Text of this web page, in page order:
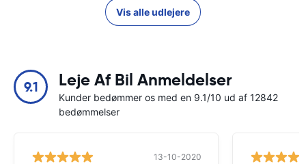
Vis alle udlejere
9.1 Leje Af Bil Anmeldelser
Kunder bedømmer os med en 9.1/10 ud af 12842
bedømmelser
13-10-2020